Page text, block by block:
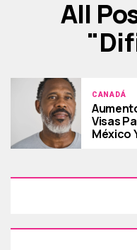
All
CANADÁ
Visas
México